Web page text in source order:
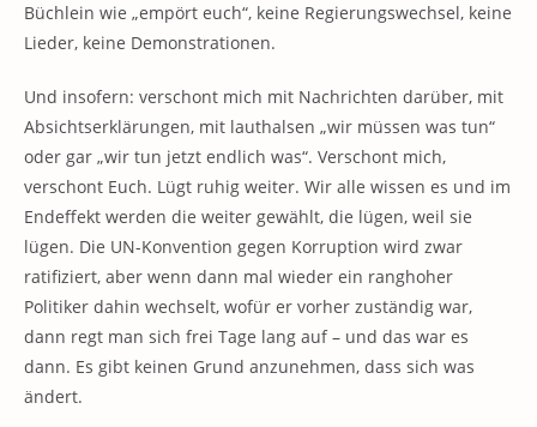
Büchlein wie „empört euch“, keine Regierungswechsel, keine
Lieder, keine Demonstrationen.
Und insofern: verschont mich mit Nachrichten darüber, mit
Absichtserklärungen, mit lauthalsen „wir müssen was tun“
oder gar „wir tun jetzt endlich was“. Verschont mich,
verschont Euch. Lügt ruhig weiter. Wir alle wissen es und im
Endeffekt werden die weiter gewählt, die lügen, weil sie
lügen. Die UN-Konvention gegen Korruption wird zwar
ratifiziert, aber wenn dann mal wieder ein ranghoher
Politiker dahin wechselt, wofür er vorher zuständig war,
dann regt man sich frei Tage lang auf – und das war es
dann. Es gibt keinen Grund anzunehmen, dass sich was
ändert.